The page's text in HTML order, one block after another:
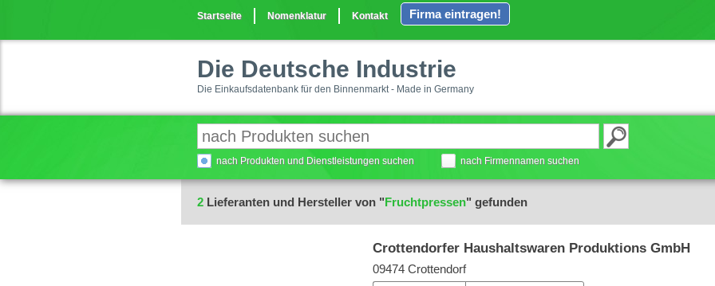
Startseite Nomenklatur Kontakt Firma eintragen!
Die Deutsche Industrie
Die Einkaufsdatenbank für den Binnenmarkt - Made in Germany
nach Produkten und Dienstleistungen suchen nach Firmennamen suchen
2 Lieferanten und Hersteller von "Fruchtpressen" gefunden
Crottendorfer Haushaltswaren Produktions GmbH
09474 Crottendorf